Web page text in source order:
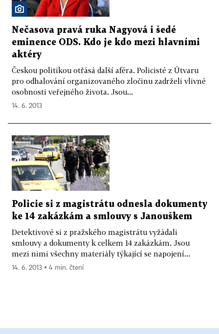
Nečasova pravá ruka Nagyová i šedé
eminence ODS. Kdo je kdo mezi hlavními
aktéry
Českou politikou otřásá další aféra. Policisté z Útvaru
pro odhalování organizovaného zločinu zadrželi vlivné
osobnosti veřejného života. Jsou...
14. 6. 2013
Policie si z magistrátu odnesla dokumenty
ke 14 zakázkám a smlouvy s Janouškem
Detektivové si z pražského magistrátu vyžádali
smlouvy a dokumenty k celkem 14 zakázkám. Jsou
mezi nimi všechny materiály týkající se napojení...
14. 6. 2013 ▪ 4 min. čtení